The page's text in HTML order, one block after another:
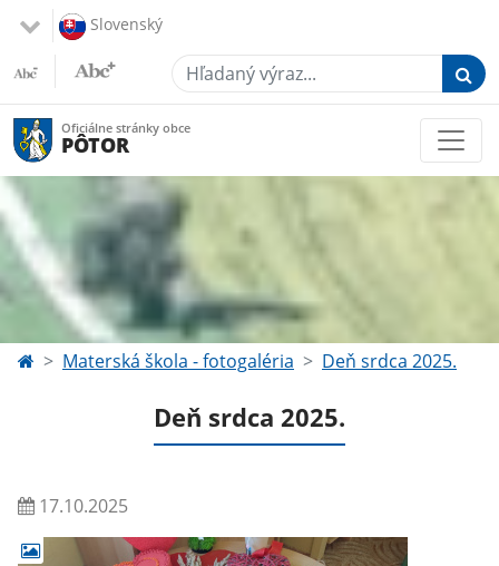
Slovenský
Hľadaný výraz...
Oficiálne stránky obce
PÔTOR
Materská škola - fotogaléria Deň srdca 2025.
Deň srdca 2025.
17.10.2025